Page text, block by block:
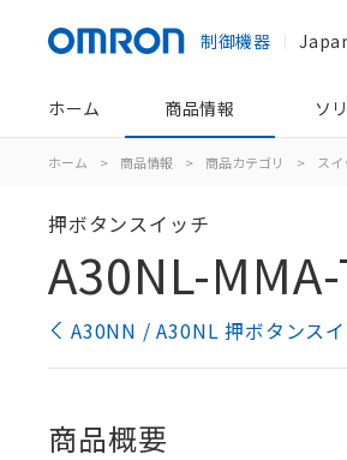
制御機器
ホーム 商品情報 ソ
ホーム > 商品情報 > 商品カテゴリ > ス
押ボタンスイッチ
A30NL-
A30NN / A30NL 押ボタンス
商品概要